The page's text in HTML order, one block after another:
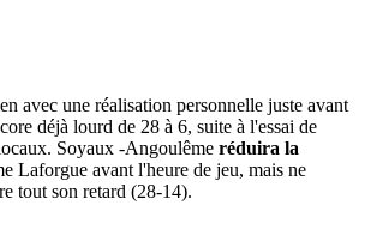
avec une réalisation personnelle juste avant
déjà lourd de 28 à 6, suite à l'essai de
Soyaux -Angoulême réduira la
Laforgue avant l'heure de jeu, mais ne
tout son retard (28-14).